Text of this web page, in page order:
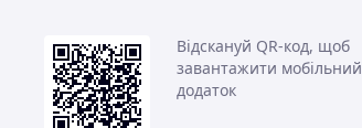
Відскануй QR-код, щоб
завантажити мобільний
додаток